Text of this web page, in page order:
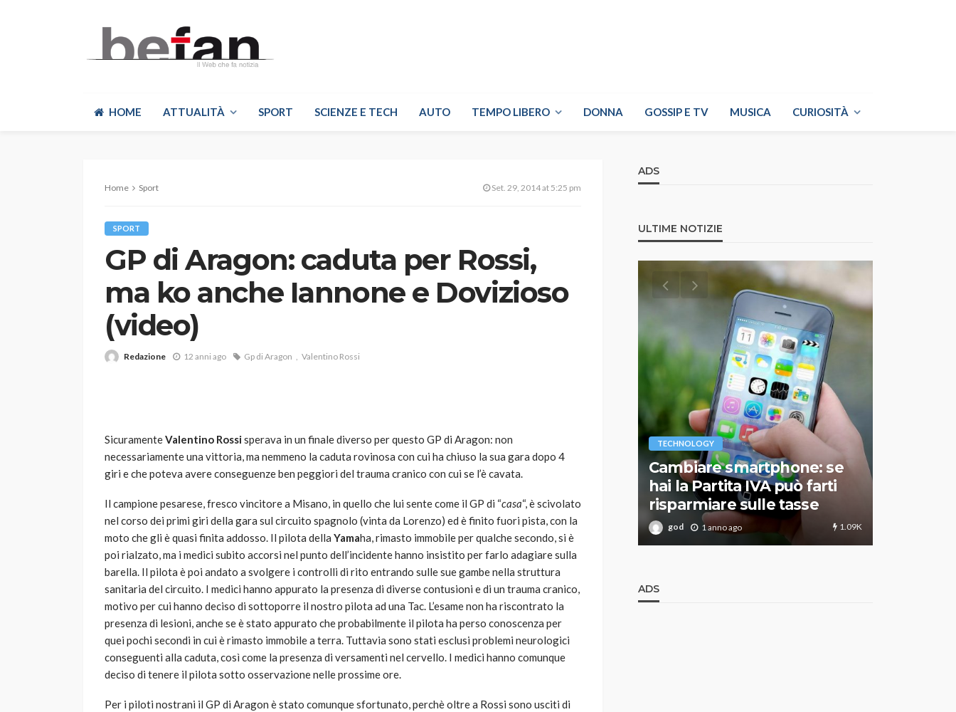
HOME ATTUALITÀ SPORT SCIENZE E TECH AUTO TEMPO LIBERO DONNA GOSSIP E TV MUSICA CURIOSITÀ
Home Sport Set. 29, 2014 at 5:25 pm
SPORT
GP di Aragon: caduta per Rossi,
ma ko anche Iannone e Dovizioso
(video)
Redazione 12 anni ago Gp di Aragon Valentino Rossi
SicuramenteValentino Rossisperava in un finale diverso per questo GP di Aragon: non
necessariamente una vittoria, ma nemmeno la caduta rovinosa con cui ha chiuso la sua gara dopo 4
giri e che poteva avere conseguenze ben peggiori del trauma cranico con cui se l’è cavata.
Il campione pesarese, fresco vincitore a Misano, in quello che lui sente come il GP di “casa“, è scivolato
nel corso dei primi giri della gara sul circuito spagnolo (vinta da Lorenzo) ed è finito fuori pista, con la
moto che gli è quasi finita addosso. Il pilota della Yamaha, rimasto immobile per qualche secondo, si è
poi rialzato, ma i medici subito accorsi nel punto dell’incidente hanno insistito per farlo adagiare sulla
barella. Il pilota è poi andato a svolgere i controlli di rito entrando sulle sue gambe nella struttura
sanitaria del circuito. I medici hanno appurato la presenza di diverse contusioni e di un trauma cranico,
motivo per cui hanno deciso di sottoporre il nostro pilota ad una Tac. L’esame non ha riscontrato la
presenza di lesioni, anche se è stato appurato che probabilmente il pilota ha perso conoscenza per
quei pochi secondi in cui è rimasto immobile a terra. Tuttavia sono stati esclusi problemi neurologici
conseguenti alla caduta, così come la presenza di versamenti nel cervello. I medici hanno comunque
deciso di tenere il pilota sotto osservazione nelle prossime ore.
Per i piloti nostrani il GP di Aragon è stato comunque sfortunato, perchè oltre a Rossi sono usciti di
ADS
ULTIME NOTIZIE
VARIE
Robot tagliaerba: quale
scegliere per il tuo prato
god 1 anno ago 784
Davis: tennis mondiale e
passione per
abbracciano la stessa causa
god 9 mesi ago
TECHNOLOGY
Cambiare smartphone: se
hai la Partita IVA può farti
risparmiare sulle tasse
god 1 anno ago 1.09K
ADS